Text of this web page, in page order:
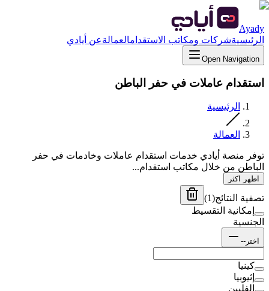
Ayady
الرئيسيةشركات ومكاتب الاستقدامالعمالةعن أيادي
Open Navigation
استقدام عاملات في حفر الباطن
الرئيسية
العمالة
توفر منصة أيادي خدمات استقدام عاملات وخادمات في حفر
الباطن من خلال مكاتب استقدام...
اظهر اكثر
تصفية النتائج(
1
)
إمكانية التقسيط
الجنسية
اختر--
كينيا
إثيوبيا
الفلبين